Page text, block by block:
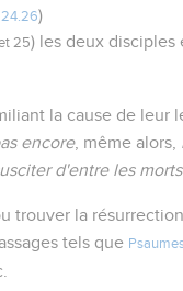
24.26)
25) les deux disciples
la cause de leur
encore, même alors,
d'entre les morts.
trouver la
tels que